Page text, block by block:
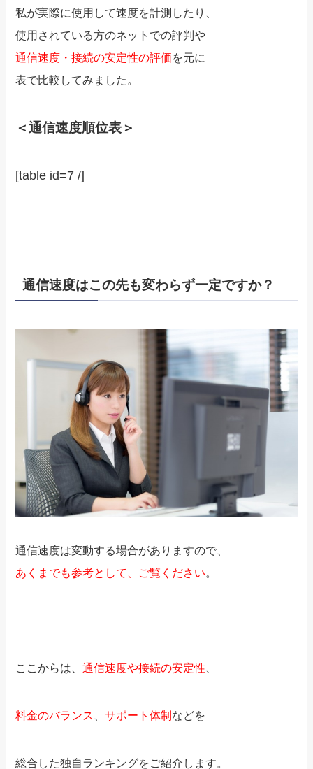
私が実際に使用して速度を計測したり、
使用されている方のネットでの評判や
通信速度・接続の安定性の評価を元に
表で比較してみました。
＜通信速度順位表＞
[table id=7 /]
通信速度はこの先も変わらず一定ですか？
通信速度は変動する場合がありますので、
あくまでも参考として、ご覧ください。
ここからは、通信速度や接続の安定性
料金のバランス 、サポート体制 などを
総合した独自ランキングをご紹介します。